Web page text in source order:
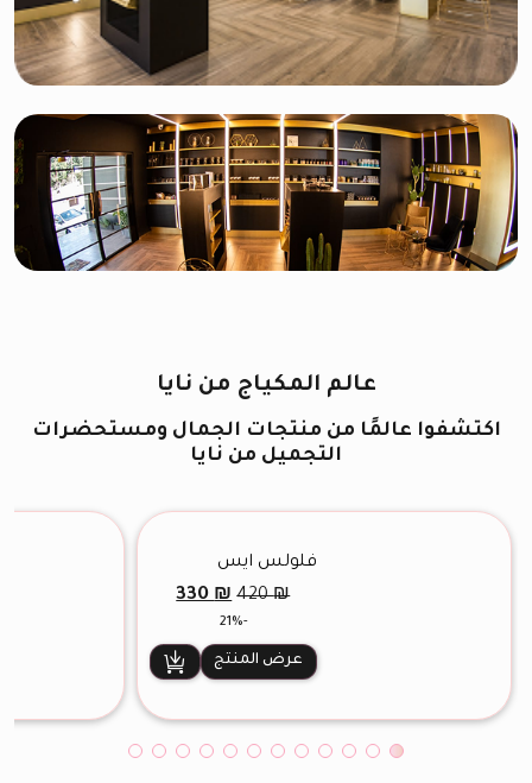
عالم المكياج من نايا
اكتشفوا عالمًا من منتجات الجمال ومستحضرات
التجميل من نايا
فلولس آيس
FLAWLESS ICE
420₪
السعر
الأصلي
420 ₪.
330₪
السعر
330 ₪.
-21%
عرض المنتج